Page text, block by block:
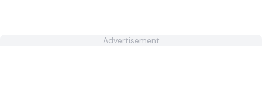
Advertisement